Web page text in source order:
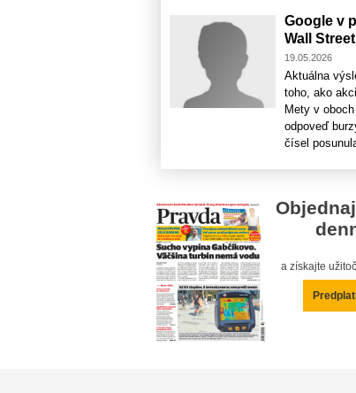
Google v
Wall
19.05.2026
Aktuálna
toho, ako
Mety v
odpoveď
čísel
a získajte